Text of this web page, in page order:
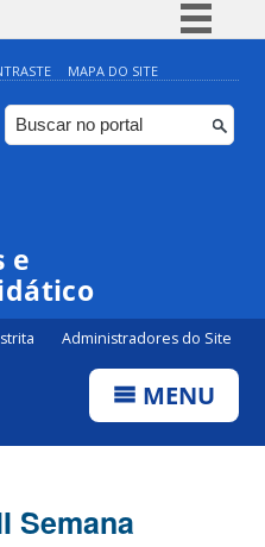
Simplifique!
Comunica BR
Participe
MAPA DO SITE
e
Administradores do Site
MENU
Semana